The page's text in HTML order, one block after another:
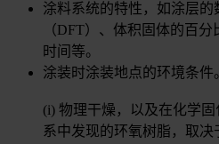
涂料系统的特性，如涂层
（DFT）、体积固体的百
时间等。
涂装时涂装地点的环境条件
(i) 物理干燥，以及在化学
系中发现的环氧树脂，取